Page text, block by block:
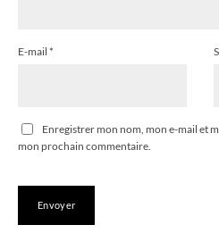
E-mail *
Enregistrer mon nom, mon e-mail et
mon prochain commentaire.